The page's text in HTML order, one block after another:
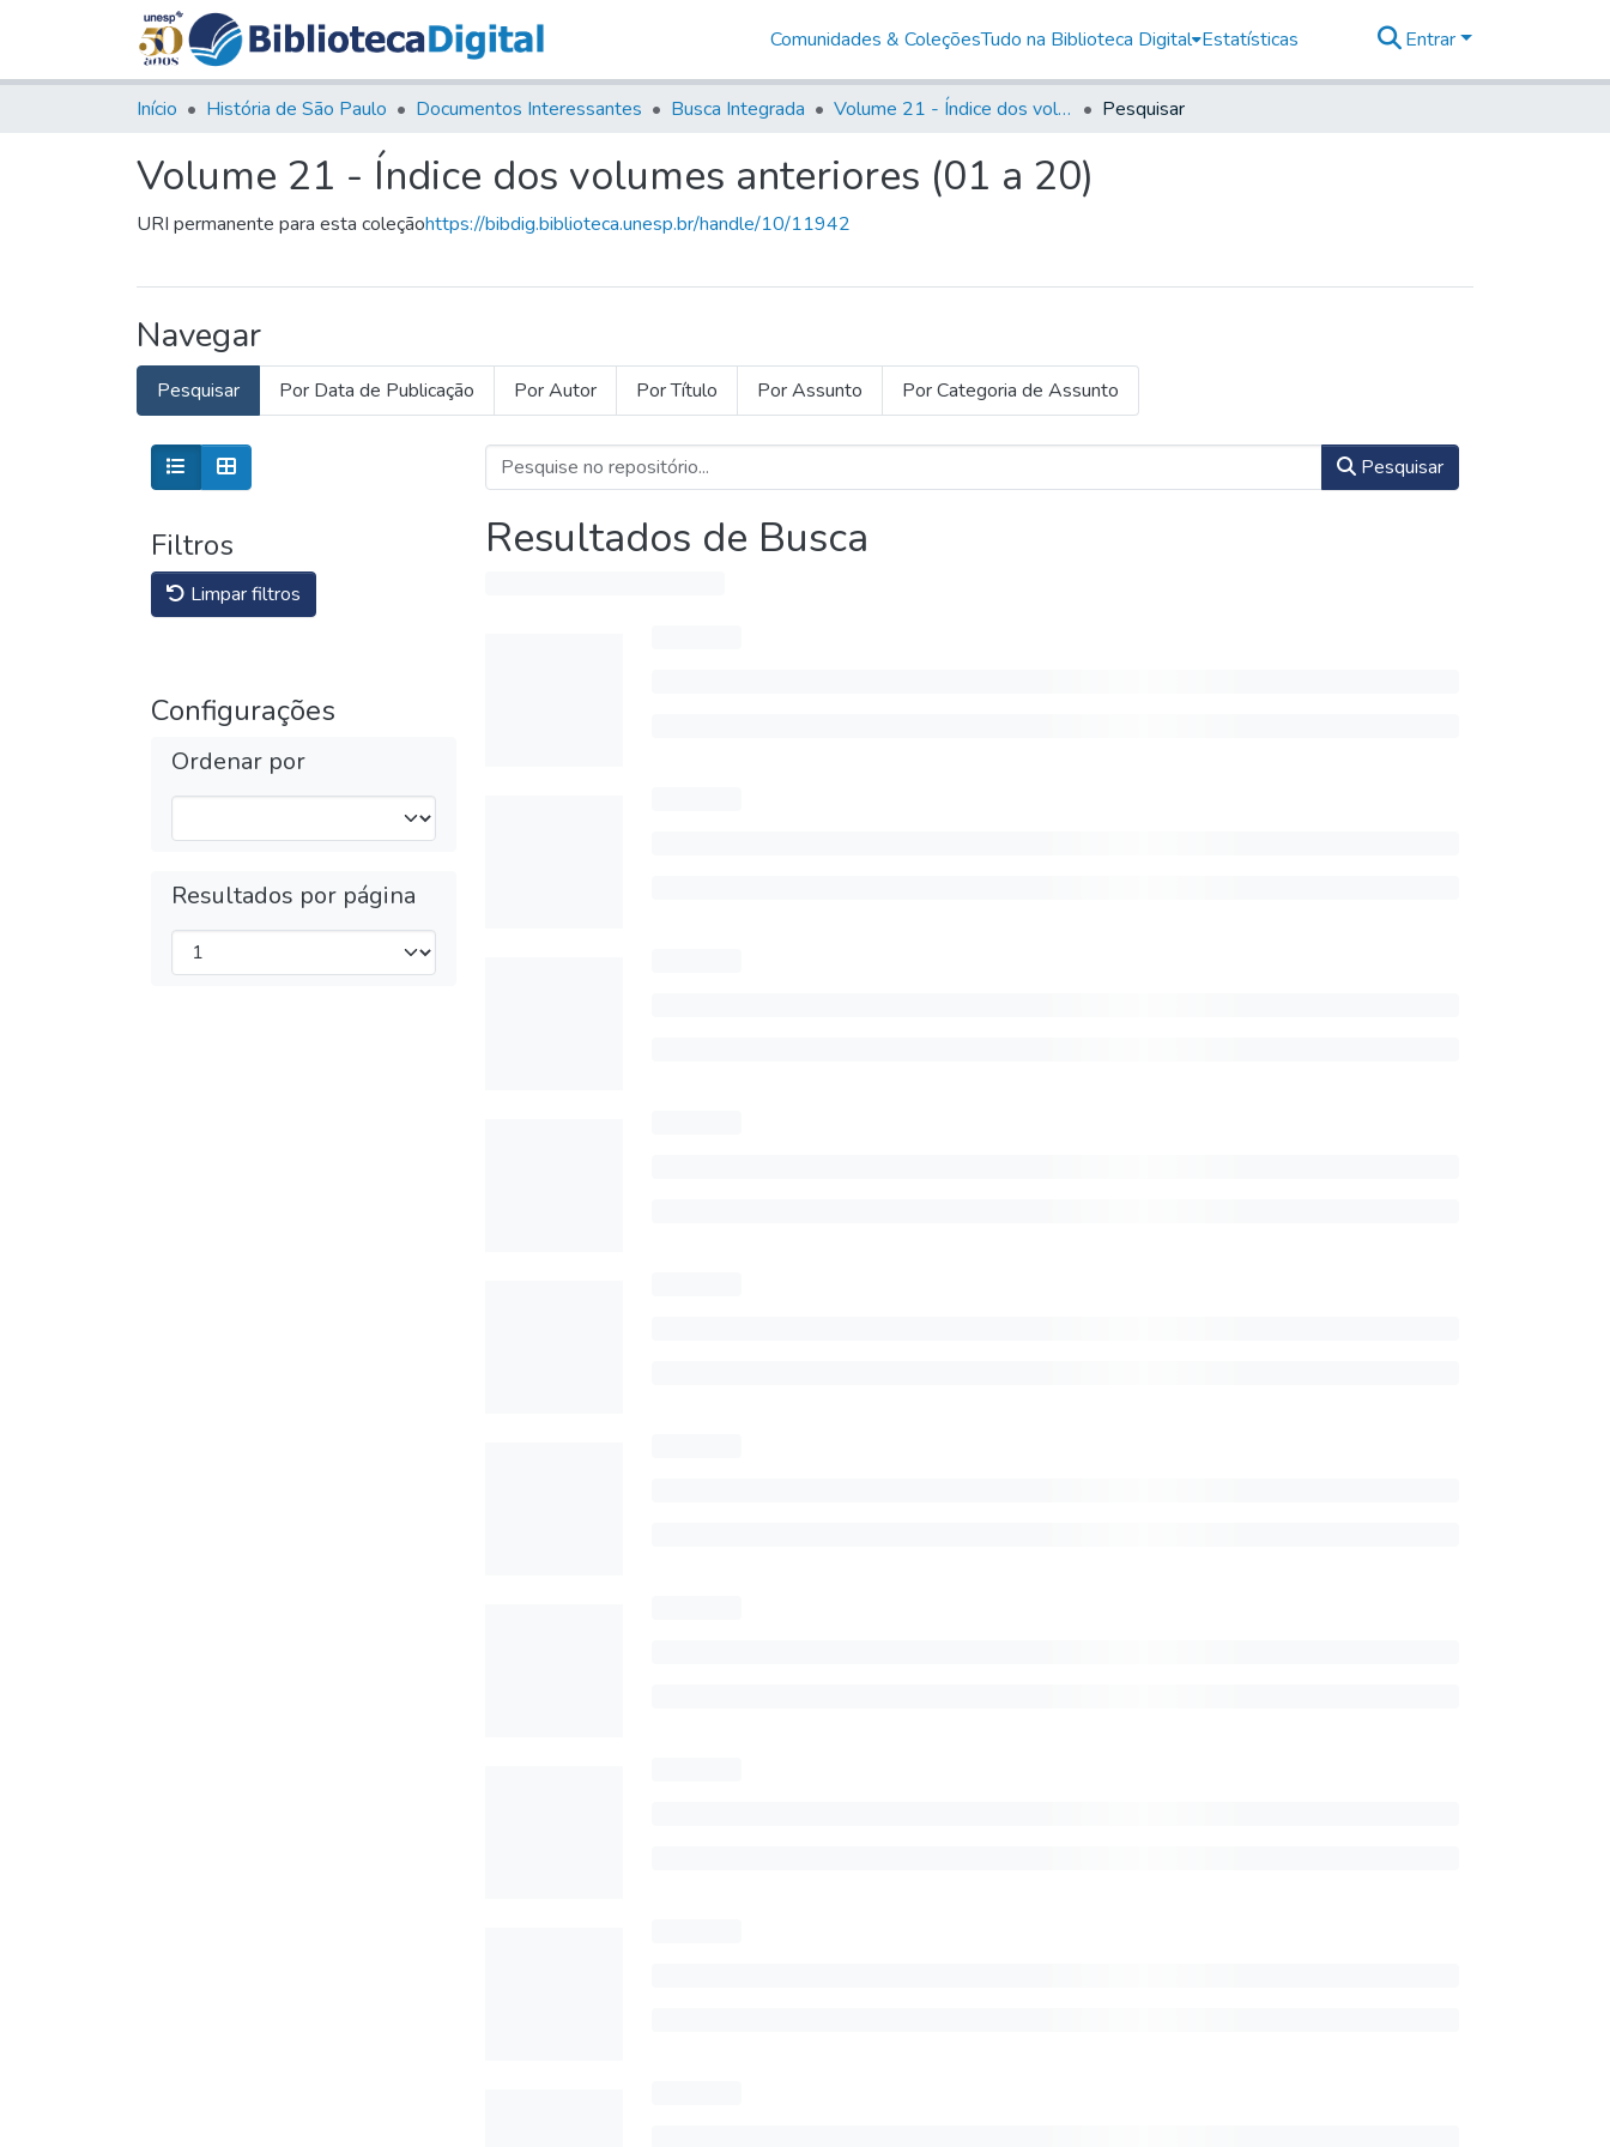
Comunidades & ColeçõesTudo na Biblioteca Digital Estatísticas Entrar
Início História de São Paulo Documentos Interessantes Busca Integrada Volume 21 - Índice dos volumes anteriores (01 a 20) Pesquisar
Volume 21 - Índice dos volumes anteriores (01 a 20)
URI permanente para esta coleçãohttps://bibdig.biblioteca.unesp.br/handle/10/11942
Navegar
Pesquisar Por Data de Publicação Por Autor Por Título Por Assunto Por Categoria de Assunto
Filtros
Limpar filtros
Configurações
Ordenar por
Resultados por página
Pesquisar
Resultados de Busca